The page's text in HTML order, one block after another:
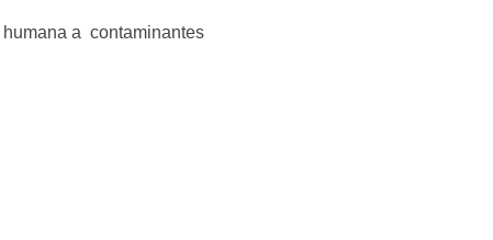
a contaminantes